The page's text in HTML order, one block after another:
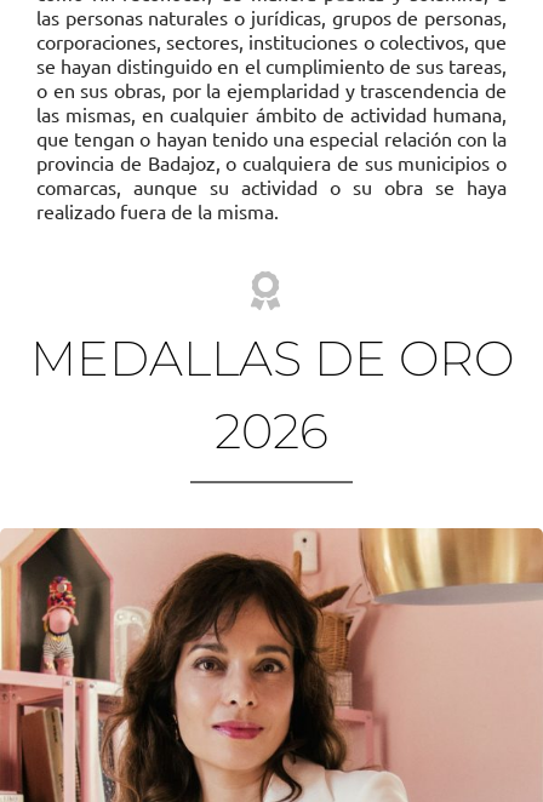
las personas naturales o jurídicas, grupos de personas,
corporaciones, sectores, instituciones o colectivos, que
se hayan distinguido en el cumplimiento de sus tareas,
o en sus obras, por la ejemplaridad y trascendencia de
las mismas, en cualquier ámbito de actividad humana,
que tengan o hayan tenido una especial relación con la
provincia de Badajoz, o cualquiera de sus municipios o
comarcas, aunque su actividad o su obra se haya
realizado fuera de la misma.
MEDALLAS DE ORO
2026